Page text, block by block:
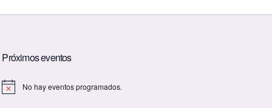
Próximos eventos
A
No hay eventos programados.